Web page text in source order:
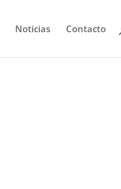
Noticias Contacto